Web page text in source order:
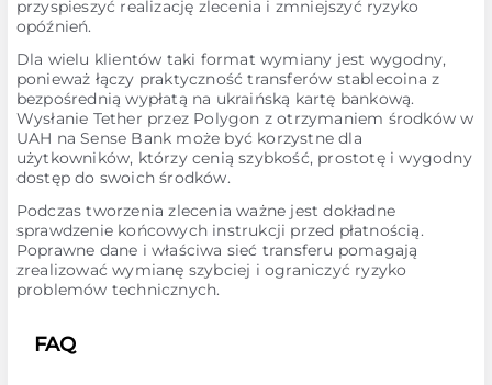
przyspieszyć realizację zlecenia i zmniejszyć ryzyko
opóźnień.
Dla wielu klientów taki format wymiany jest wygodny,
ponieważ łączy praktyczność transferów stablecoina z
bezpośrednią wypłatą na ukraińską kartę bankową.
Wysłanie Tether przez Polygon z otrzymaniem środków w
UAH na Sense Bank może być korzystne dla
użytkowników, którzy cenią szybkość, prostotę i wygodny
dostęp do swoich środków.
Podczas tworzenia zlecenia ważne jest dokładne
sprawdzenie końcowych instrukcji przed płatnością.
Poprawne dane i właściwa sieć transferu pomagają
zrealizować wymianę szybciej i ograniczyć ryzyko
problemów technicznych.
FAQ